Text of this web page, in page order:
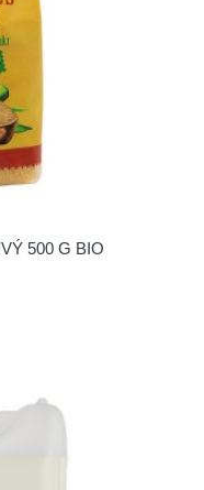
500 G BIO